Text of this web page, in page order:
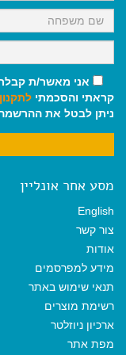
אני מאשר/ת קבלת
קראתי והסכמתי
ניתן לבטל את
מסע אחר אונליין
English
צור קשר
אודות
מידע למפרסמים
תנאי שימוש באתר
רשימת מוצרים
ארכיון ניוזלטר
מפת אתר